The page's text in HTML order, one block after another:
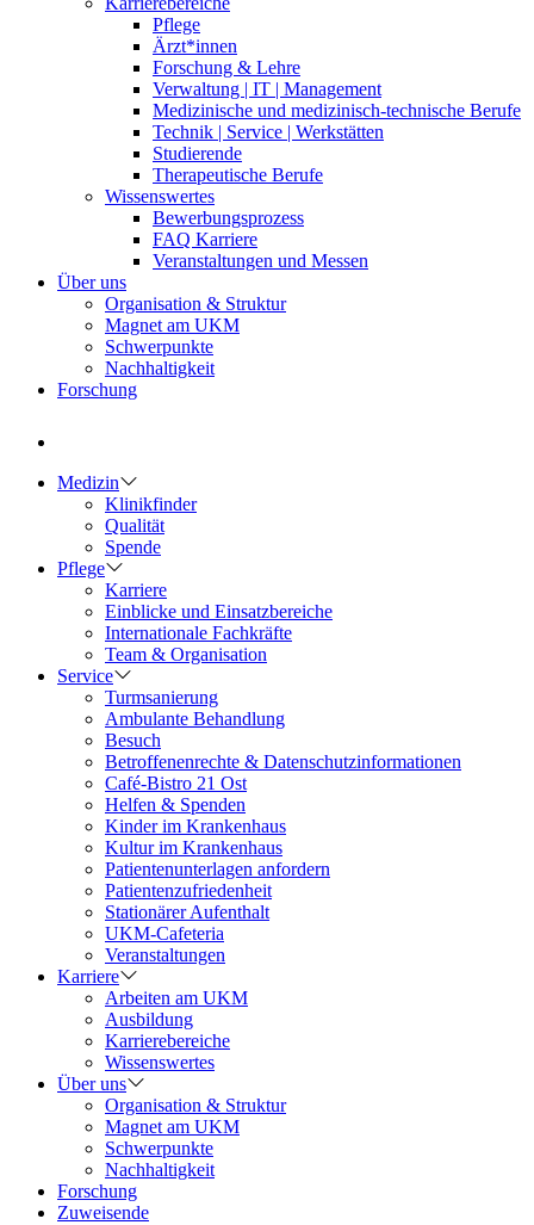
Pflege
Ärzt*innen
Forschung & Lehre
Verwaltung | IT | Management
Medizinische und medizinisch-technische Berufe
Technik | Service | Werkstätten
Studierende
Therapeutische Berufe
Wissenswertes
Bewerbungsprozess
FAQ Karriere
Veranstaltungen und Messen
Über uns
Organisation & Struktur
Magnet am UKM
Schwerpunkte
Nachhaltigkeit
Forschung
Medizin
Klinikfinder
Qualität
Spende
Pflege
Karriere
Einblicke und Einsatzbereiche
Internationale Fachkräfte
Team & Organisation
Service
Turmsanierung
Ambulante Behandlung
Besuch
Betroffenenrechte & Datenschutzinformationen
Café-Bistro 21 Ost
Helfen & Spenden
Kinder im Krankenhaus
Kultur im Krankenhaus
Patientenunterlagen anfordern
Patientenzufriedenheit
Stationärer Aufenthalt
UKM-Cafeteria
Veranstaltungen
Karriere
Arbeiten am UKM
Ausbildung
Karrierebereiche
Wissenswertes
Über uns
Organisation & Struktur
Magnet am UKM
Schwerpunkte
Nachhaltigkeit
Forschung
Zuweisende